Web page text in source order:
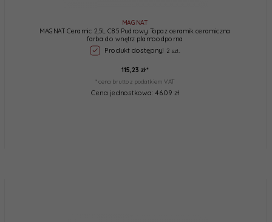
MAGNAT
MAGNAT Ceramic 2,5L C85 Pudrowy Topaz ceramik ceramiczna
farba do wnętrz plamoodporna
Produkt dostępny! 2 szt.
115,23 zł*
* cena brutto z podatkiem VAT
Cena jednostkowa: 46.09 zł